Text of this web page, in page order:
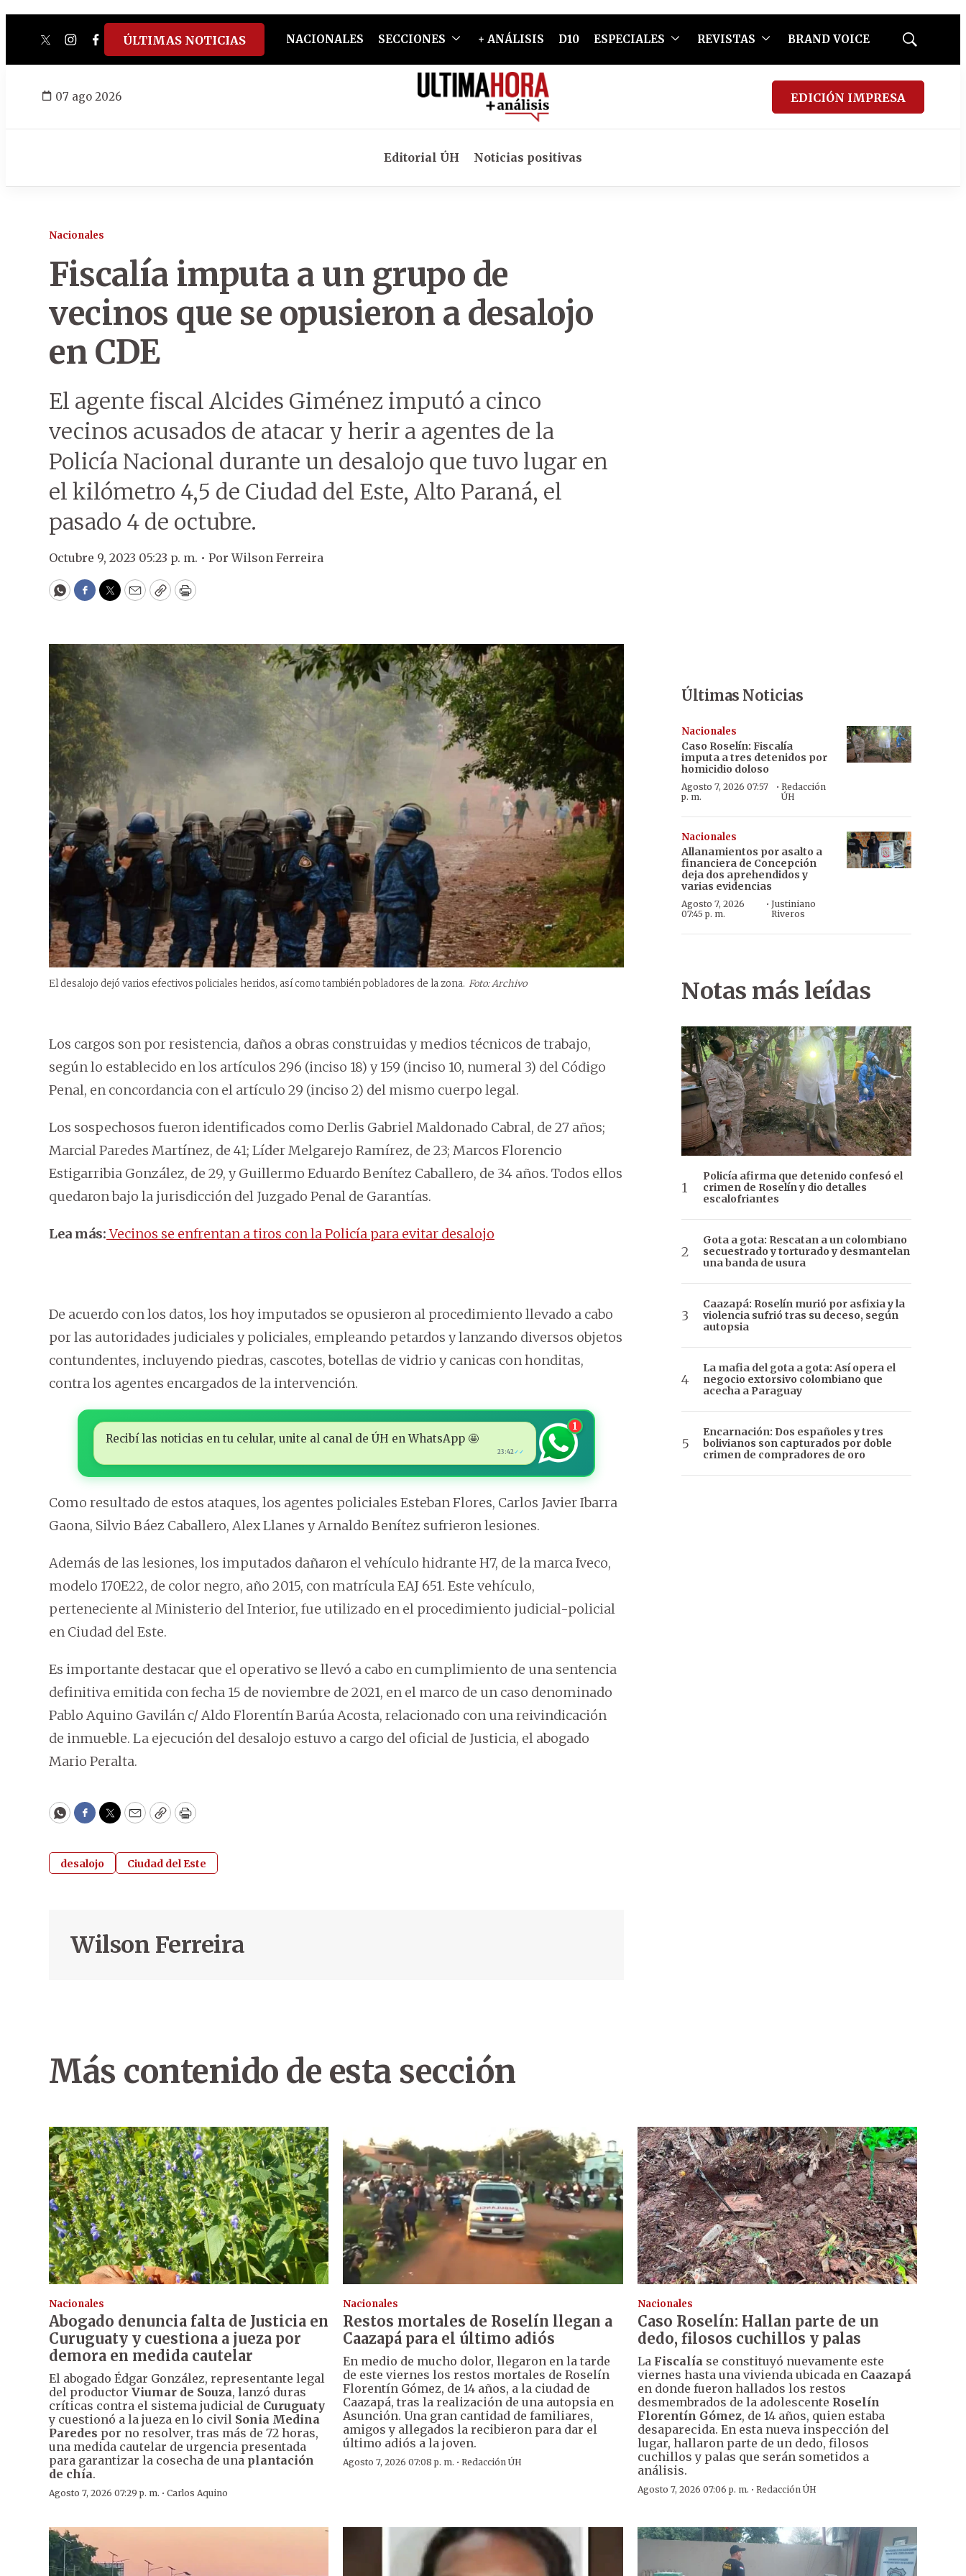
twitterinstagram
facebook
tiktokyoutube
spotify
ÚLTIMAS NOTICIAS NACIONALES SECCIONES + ANÁLISIS D10 ESPECIALES REVISTAS BRAND VOICE
Mostrar
07 ago 2026 EDICIÓN IMPRESA
Editorial ÚH Noticias positivas
Nacionales
Fiscalía imputa a un grupo de
vecinos que se opusieron a desalojo
en CDE
El agente fiscal Alcides Giménez imputó a cinco
vecinos acusados de atacar y herir a agentes de la
Policía Nacional durante un desalojo que tuvo lugar en
el kilómetro 4,5 de Ciudad del Este, Alto Paraná, el
pasado 4 de octubre.
Octubre 9, 2023 05:23 p. m. • PorWilson Ferreira
WhatsApp
Facebook
Twitter
EmailCopyPrint
El desalojo dejó varios efectivos policiales heridos, así como también pobladores de la zona. Foto: Archivo
Los cargos son por resistencia, daños a obras construidas y medios técnicos de trabajo,
según lo establecido en los artículos 296 (inciso 18) y 159 (inciso 10, numeral 3) del Código
Penal, en concordancia con el artículo 29 (inciso 2) del mismo cuerpo legal.
Los sospechosos fueron identificados como Derlis Gabriel Maldonado Cabral, de 27 años;
Marcial Paredes Martínez, de 41; Líder Melgarejo Ramírez, de 23; Marcos Florencio
Estigarribia González, de 29, y Guillermo Eduardo Benítez Caballero, de 34 años. Todos ellos
quedaron bajo la jurisdicción del Juzgado Penal de Garantías.
Lea más:Vecinos se enfrentan a tiros con la Policía para evitar desalojo
De acuerdo con los datos, los hoy imputados se opusieron al procedimiento llevado a cabo
por las autoridades judiciales y policiales, empleando petardos y lanzando diversos objetos
contundentes, incluyendo piedras, cascotes, botellas de vidrio y canicas con honditas,
contra los agentes encargados de la intervención.
Recibí las noticias en tu celular, unite al canal de ÚH en WhatsApp 🤩
23:42✓✓
1
Como resultado de estos ataques, los agentes policiales Esteban Flores, Carlos Javier Ibarra
Gaona, Silvio Báez Caballero, Alex Llanes y Arnaldo Benítez sufrieron lesiones.
Además de las lesiones, los imputados dañaron el vehículo hidrante H7, de la marca Iveco,
modelo 170E22, de color negro, año 2015, con matrícula EAJ 651. Este vehículo,
perteneciente al Ministerio del Interior, fue utilizado en el procedimiento judicial-policial
en Ciudad del Este.
Es importante destacar que el operativo se llevó a cabo en cumplimiento de una sentencia
definitiva emitida con fecha 15 de noviembre de 2021, en el marco de un caso denominado
Pablo Aquino Gavilán c/ Aldo Florentín Barúa Acosta, relacionado con una reivindicación
de inmueble. La ejecución del desalojo estuvo a cargo del oficial de Justicia, el abogado
Mario Peralta.
WhatsApp
Facebook
Twitter
EmailCopyPrint
desalojo Ciudad del Este
Wilson Ferreira
Últimas Noticias
Nacionales
Caso Roselín: Fiscalía
imputa a tres detenidos por
homicidio doloso
Agosto 7, 2026 07:57
p. m.
· Redacción
ÚH
Nacionales
Allanamientos por asalto a
financiera de Concepción
deja dos aprehendidos y
varias evidencias
Agosto 7, 2026
07:45 p. m.
·Justiniano
Riveros
Notas más leídas
Policía afirma que detenido confesó el
crimen de Roselín y dio detalles
escalofriantes
Gota a gota: Rescatan a un colombiano
secuestrado y torturado y desmantelan
una banda de usura
Caazapá: Roselín murió por asfixia y la
violencia sufrió tras su deceso, según
autopsia
La mafia del gota a gota: Así opera el
negocio extorsivo colombiano que
acecha a Paraguay
Encarnación: Dos españoles y tres
bolivianos son capturados por doble
crimen de compradores de oro
Más contenido de esta sección
Nacionales
Abogado denuncia falta de Justicia en
Curuguaty y cuestiona a jueza por
demora en medida cautelar
El abogado Édgar González, representante legal
del productor Viumar de Souza, lanzó duras
críticas contra el sistema judicial de Curuguaty
y cuestionó a la jueza en lo civil Sonia Medina
Paredes por no resolver, tras más de 72 horas,
una medida cautelar de urgencia presentada
para garantizar la cosecha de una plantación
de chía.
Agosto 7, 2026 07:29 p. m. · Carlos Aquino
Nacionales
Restos mortales de Roselín llegan a
Caazapá para el último adiós
En medio de mucho dolor, llegaron en la tarde
de este viernes los restos mortales de Roselín
Florentín Gómez, de 14 años, a la ciudad de
Caazapá, tras la realización de una autopsia en
Asunción. Una gran cantidad de familiares,
amigos y allegados la recibieron para dar el
último adiós a la joven.
Agosto 7, 2026 07:08 p. m. ·Redacción ÚH
Nacionales
Caso Roselín: Hallan parte de un
dedo, filosos cuchillos y palas
La Fiscalíase constituyó nuevamente este
viernes hasta una vivienda ubicada en Caazapá
en donde fueron hallados los restos
desmembrados de la adolescente Roselín
Florentín Gómez, de 14 años, quien estaba
desaparecida. En esta nueva inspección del
lugar, hallaron parte de un dedo, filosos
cuchillos y palas que serán sometidos a
análisis.
Agosto 7, 2026 07:06 p. m. · Redacción ÚH